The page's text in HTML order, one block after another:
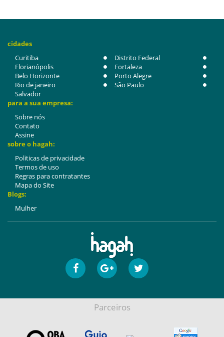
cidades
Curitiba
Distrito Federal
Florianópolis
Fortaleza
Belo Horizonte
Porto Alegre
Rio de janeiro
São Paulo
Salvador
para a sua empresa:
Sobre nós
Contato
Assine
sobre o hagah:
Politicas de privacidade
Termos de uso
Regras para contratantes
Mapa do Site
Blogs:
Mulher
Parceiros